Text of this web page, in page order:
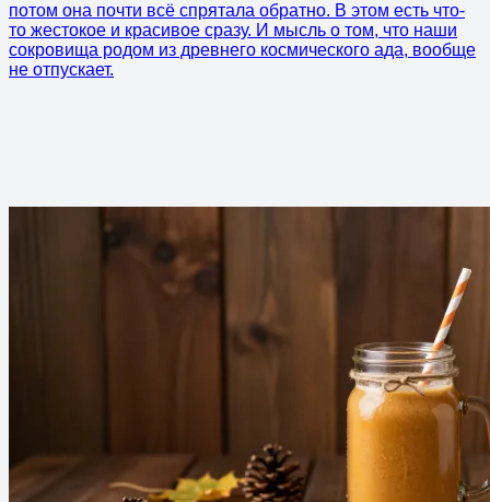
потом она почти всё спрятала обратно. В этом есть что-
то жестокое и красивое сразу. И мысль о том, что наши
сокровища родом из древнего космического ада, вообще
не отпускает.